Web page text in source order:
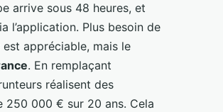
arrive sous 48 heures, et
l’application. Plus besoin de
appréciable, mais le
. En remplaçant
réalisent des
250 000 € sur 20 ans. Cela